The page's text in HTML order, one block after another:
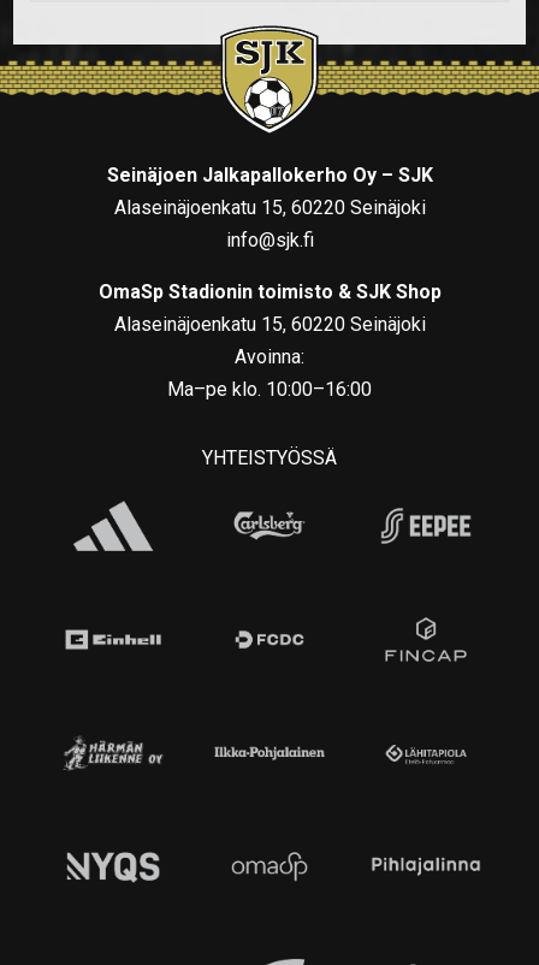
Seinäjoen Jalkapallokerho Oy – SJK
Alaseinäjoenkatu 15, 60220 Seinäjoki
info@sjk.fi
OmaSp Stadionin toimisto & SJK Shop
Alaseinäjoenkatu 15, 60220 Seinäjoki
Avoinna:
Ma–pe klo. 10:00–16:00
YHTEISTYÖSSÄ